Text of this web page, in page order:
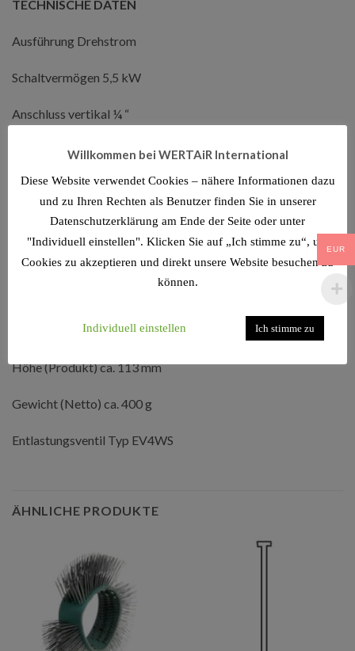
TECHNISCHE DATEN
Ausführung Drehstrom
Schaltvermögen 5,5 kW
Anschluss vertikal ¼ “
Anschluss horizontal 3 x ¼ “
Ausschaltdruck 6 – 16 bar
Ausschaltdruck Voreinstellung 7,8 – 9,8 bar
Stromaufnahme 16 A
Breite/Tiefe (Produkt) ca. 64 mm
Höhe (Produkt) ca. 113 mm
Gewicht (Netto) ca. 400 g
Entlastungsventil Typ EV4WS
ÄHNLICHE PRODUKTE
Willkommen bei WERTAiR International
Diese Website verwendet Cookies – nähere Informationen dazu
und zu Ihren Rechten als Benutzer finden Sie in unserer
Datenschutzerklärung am Ende der Seite oder unter
"Individuell einstellen". Klicken Sie auf „Ich stimme zu“, um
Cookies zu akzeptieren und direkt unsere Website besuchen zu
können.
Individuell einstellen Ich stimme zu
EUR